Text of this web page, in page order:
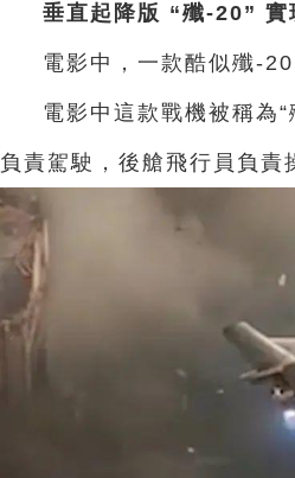
垂直起降版 “殲-20” 實
電影中， 一款酷似殲-20
電影中這款戰機被稱為“
負責駕駛， 後艙飛行員 負責